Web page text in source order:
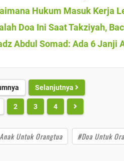
Hukum Masuk Kerja
Doa Ini Saat Takziyah,
Abdul Somad: Ada 6 Janji
Selanjutnya
2 3 4
Untuk Orangtua #Doa Untuk